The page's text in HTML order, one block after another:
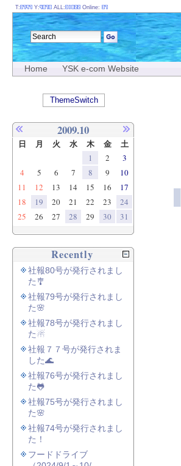
Home YSK e-com Website
T: Y: ALL: Online:
ThemeSwitch
2009.10
日 月 火 水 木 金 土
1 2
3
4
5 6 7 8 9
10
11
12 13 14 15 16
17
18
19 20 21 22 23
24
25
26 27 28 29 30 31
Recently
社報80号が発行されまし
た🎐
社報79号が発行されまし
た🌸
社報78号が発行されまし
た☃
社報７７号が発行されま
した🌊
社報76号が発行されまし
た🐸
社報75号が発行されまし
た🌸
社報74号が発行されまし
た！
フードドライブ